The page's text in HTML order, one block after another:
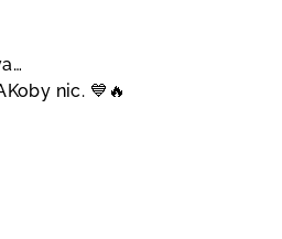
nic. 💙🔥